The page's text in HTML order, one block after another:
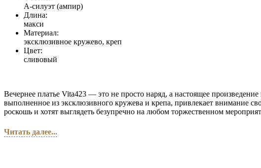
А-силуэт (ампир)
Длина:
макси
Материал:
эксклюзивное кружево, креп
Цвет:
сливовый
Вечернее платье Vita423 — это не просто наряд, а настоящее
выполненное из эксклюзивного кружева и крепа, привлекает внимание
роскошь и хотят выглядеть безупречно на любом торжественном
Читать далее...